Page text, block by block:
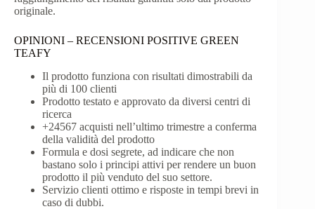
originale.
OPINIONI – RECENSIONI POSITIVE GREEN
TEAFY
Il prodotto funziona con risultati dimostrabili da
più di 100 clienti
Prodotto testato e approvato da diversi centri di
ricerca
+24567 acquisti nell’ultimo trimestre a conferma
della validità del prodotto
Formula e dosi segrete, ad indicare che non
bastano solo i principi attivi per rendere un buon
prodotto il più venduto del suo settore.
Servizio clienti ottimo e risposte in tempi brevi in ​​
caso di dubbi.